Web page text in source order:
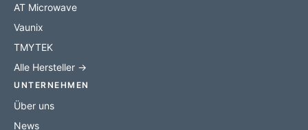
AT Microwave
Vaunix
TMYTEK
Alle Hersteller →
UNTERNEHMEN
Über uns
News